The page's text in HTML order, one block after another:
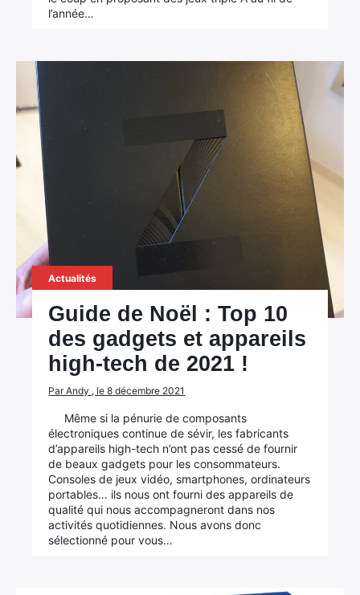
l’année…
Actualités
Guide de Noël : Top 10
des gadgets et appareils
high-tech de 2021 !
Par Andy , le 8 décembre 2021
Même si la pénurie de composants
électroniques continue de sévir, les fabricants
d’appareils high-tech n’ont pas cessé de fournir
de beaux gadgets pour les consommateurs.
Consoles de jeux vidéo, smartphones, ordinateurs
portables… ils nous ont fourni des appareils de
qualité qui nous accompagneront dans nos
activités quotidiennes. Nous avons donc
sélectionné pour vous…
×
Rechercher